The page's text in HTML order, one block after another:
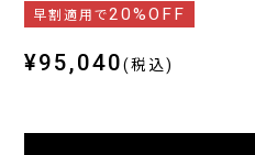
早割適用で20%OFF
¥95,040(税込)